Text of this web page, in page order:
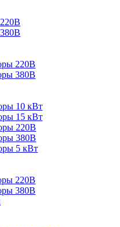
220В
380В
10 кВт
15 кВт
220В
380В
5 кВт
220В
380В